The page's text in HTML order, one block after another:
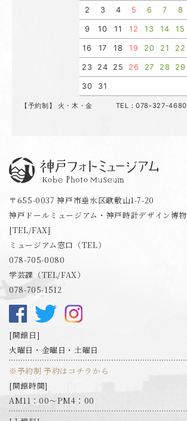
2 3 4 5 6 7 8
9 10 11 12 13 14 15
16 17 18 19 20 21 22
23 24 25 26 27 28 29
30 31
【予約制】 火・木・金 TEL：078-327-4680
〒655-0037 神戸市垂水区歌敷山1-7-20
神戸ドールミュージアム・神戸時計デザイン博
[TEL/FAX]
ミュージアム窓口（TEL）
078-705-0080
学芸課（TEL/FAX）
078-705-1512
開館日
火曜日・金曜日・土曜日
※予約制 予約はコチラから
開館時間
AM11：00～PM4：00